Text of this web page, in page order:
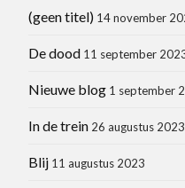
(geen titel) 14 november
De dood 11 september
Nieuwe blog 1 september
In de trein 26 augustus 2023
Blij 11 augustus 2023